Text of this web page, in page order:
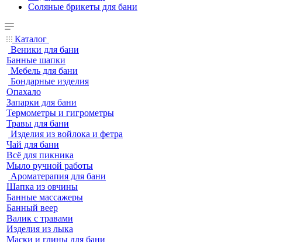
Соляные брикеты для бани
Каталог
Веники для бани
Банные шапки
Мебель для бани
Бондарные изделия
Опахало
Запарки для бани
Термометры и гигрометры
Травы для бани
Изделия из войлока и фетра
Чай для бани
Всё для пикника
Мыло ручной работы
Ароматерапия для бани
Шапка из овчины
Банные массажеры
Банный веер
Валик с травами
Изделия из лыка
Маски и глины для бани